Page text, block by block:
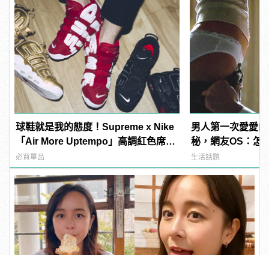
球鞋就是我的態度！Supreme x Nike
「Air More Uptempo」高調紅色席捲
你的視野！
必買單品
男人第一次愛愛
秘，網友OS：怎
多！？
生活話題